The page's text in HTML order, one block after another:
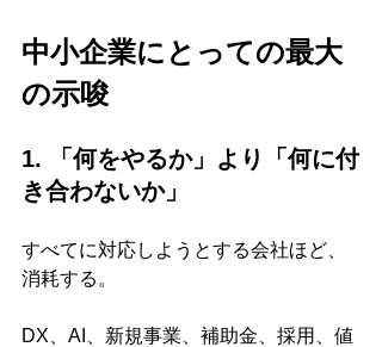
中小企業にとっての最大
の示唆
1. 「何をやるか」より「何に付
き合わないか」
すべてに対応しようとする会社ほど、
消耗する。
DX、AI、新規事業、補助金、採用、値